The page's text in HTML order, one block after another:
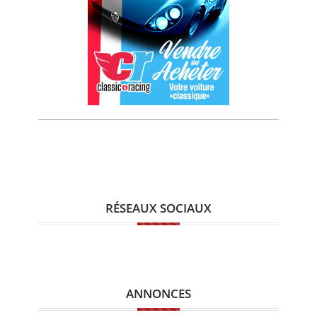
RÉSEAUX SOCIAUX
ANNONCES